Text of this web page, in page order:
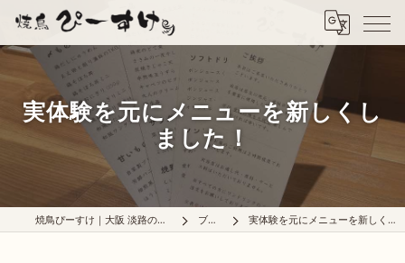
実体験を元にメニューを新しくし
ました！
焼鳥ぴーすけ｜大阪 淡路の炭火焼鳥屋 ブログ 実体験を元にメニューを新しくしました！